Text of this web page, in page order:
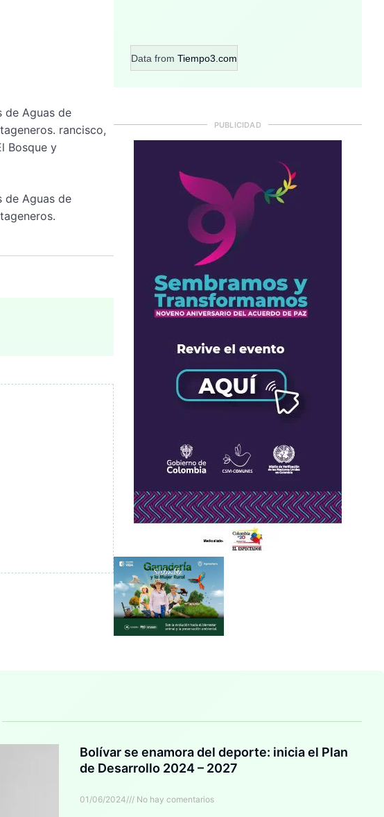
de Aguas de
rancisco,
Bosque y
de Aguas de
Data from Tiempo3.com
PUBLICIDAD
Bolívar se enamora del deporte: inicia el Plan
de Desarrollo 2024 – 2027
01/06/2024 No hay comentarios